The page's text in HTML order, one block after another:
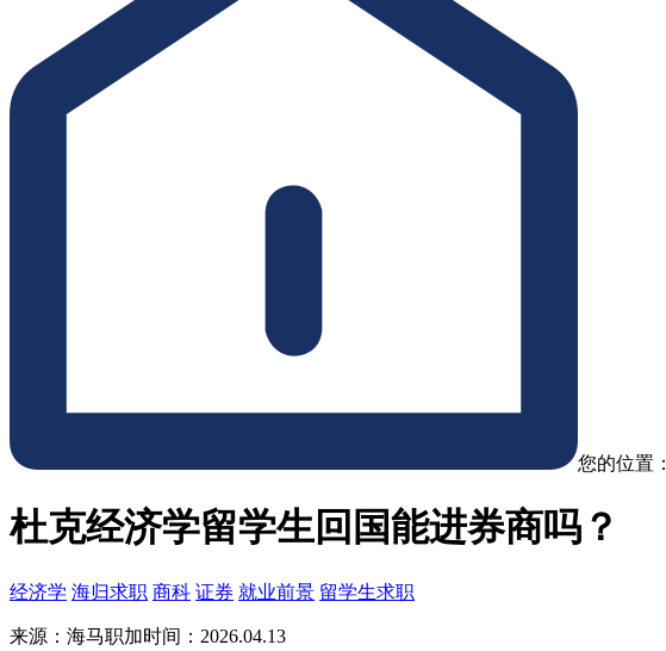
您的位置：
杜克经济学留学生回国能进券商吗？
经济学 海归求职 商科 证券 就业前景 留学生求职
来源：海马职加时间：2026.04.13